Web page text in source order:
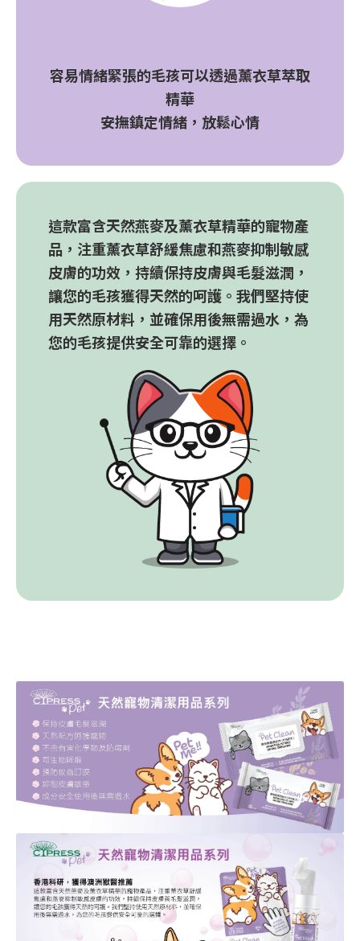
容易情緒緊張的毛孩可以透過薰衣草萃取
精華
安撫鎮定情緒，放鬆心情
這款富含天然燕麥及薰衣草精華的寵物產
品，注重薰衣草舒緩焦慮和燕麥抑制敏感
皮膚的功效，持續保持皮膚與毛髮滋潤，
讓您的毛孩獲得天然的呵護。我們堅持使
用天然原材料，並確保用後無需過水，為
您的毛孩提供安全可靠的選擇。